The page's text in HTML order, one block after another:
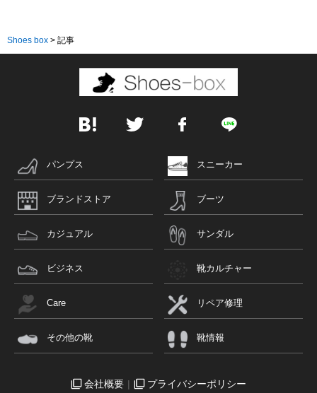
Shoes box > 記事
パンプス スニーカー
ブランドストア ブーツ
カジュアル サンダル
ビジネス 靴カルチャー
Care リペア修理
その他の靴 靴情報
会社概要 プライバシーポリシー